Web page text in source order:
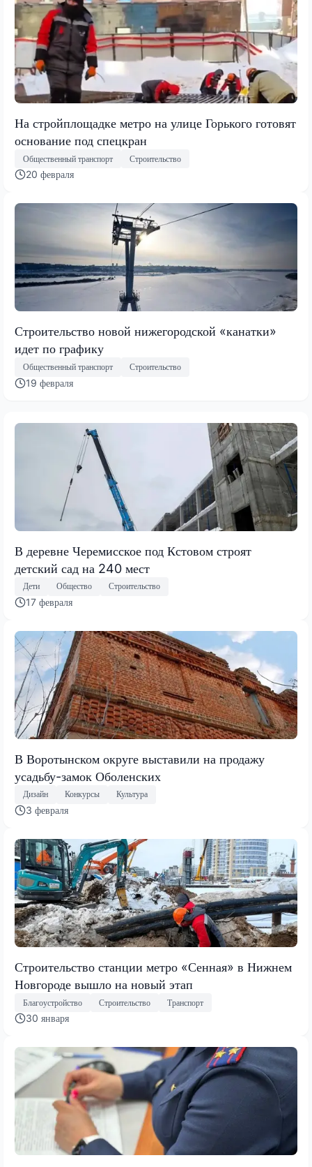
На стройплощадке метро на улице Горького готовят
основание под спецкран
Общественный транспорт Строительство
20 февраля
Строительство новой нижегородской «канатки»
идет по графику
Общественный транспорт Строительство
19 февраля
В деревне Черемисское под Кстовом строят
детский сад на 240 мест
Дети Общество Строительство
17 февраля
В Воротынском округе выставили на продажу
усадьбу-замок Оболенских
Дизайн Конкурсы Культура
3 февраля
Строительство станции метро «Сенная» в Нижнем
Новгороде вышло на новый этап
Благоустройство Строительство Транспорт
30 января